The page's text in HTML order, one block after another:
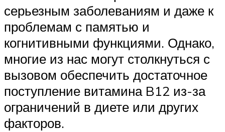
серьезным заболеваниям и даже к
проблемам с памятью и
когнитивными функциями. Однако,
многие из нас могут столкнуться с
вызовом обеспечить достаточное
поступление витамина B12 из-за
ограничений в диете или других
факторов.